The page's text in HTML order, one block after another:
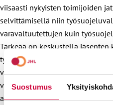
Suostumus
viisaasti nykyisten toimijoiden
selvittämisellä niin
varavaltuutettujen kuin
Tärkeää on keskustella jäsenten
työsuojelusta, kysyä
vaikutetaan yhteistoimin.
vaan tukena on aina oma
ammattiliiton leveät hartiat.